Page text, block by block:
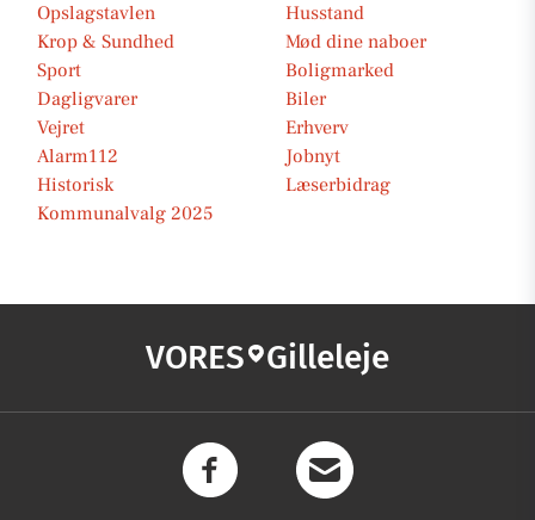
Opslagstavlen
Husstand
Krop & Sundhed
Mød dine naboer
Sport
Boligmarked
Dagligvarer
Biler
Vejret
Erhverv
Alarm112
Jobnyt
Historisk
Læserbidrag
Kommunalvalg 2025
VORES Gilleleje